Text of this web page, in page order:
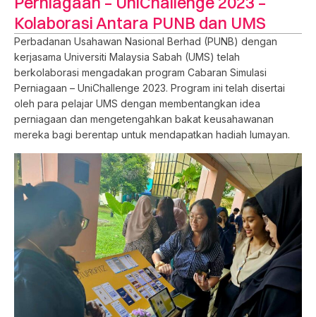
Kolaborasi Antara PUNB dan UMS
Perbadanan Usahawan Nasional Berhad (PUNB) dengan
kerjasama Universiti Malaysia Sabah (UMS) telah
berkolaborasi mengadakan program Cabaran Simulasi
Perniagaan – UniChallenge 2023. Program ini telah disertai
oleh para pelajar UMS dengan membentangkan idea
perniagaan dan mengetengahkan bakat keusahawanan
mereka bagi berentap untuk mendapatkan hadiah lumayan.